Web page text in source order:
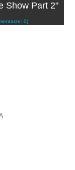
Show Part 2"
0)